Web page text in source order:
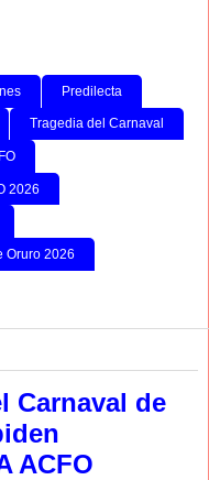
Predilecta
Tragedia del Carnaval
2026
Oruro 2026
Carnaval de
ACFO